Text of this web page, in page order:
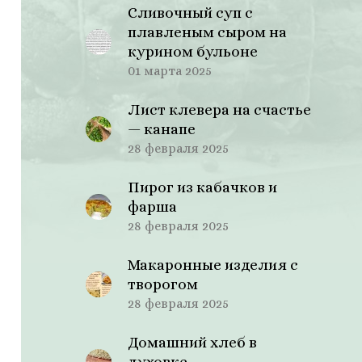
Сливочный суп с
плавленым сыром на
курином бульоне
01 марта 2025
Лист клевера на счастье
— канапе
28 февраля 2025
Пирог из кабачков и
фарша
28 февраля 2025
Макаронные изделия с
творогом
28 февраля 2025
Домашний хлеб в